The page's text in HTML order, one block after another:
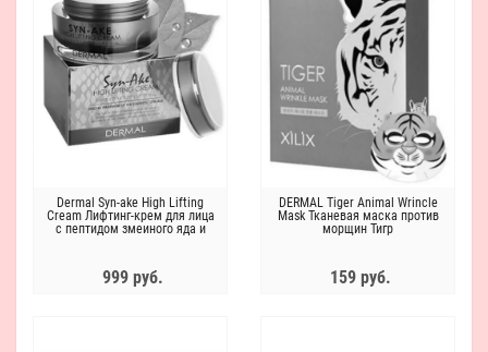
Dermal Syn-ake High Lifting
Cream Лифтинг-крем для лица
с пептидом змеиного яда и
999 руб.
DERMAL Tiger Animal Wrincle
Mask Тканевая маска против
морщин Тигр
159 руб.